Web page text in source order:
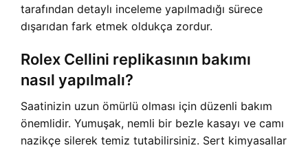
tarafından detaylı inceleme yapılmadığı sürece
dışarıdan fark etmek oldukça zordur.
Rolex Cellini replikasının bakımı
nasıl yapılmalı?
Saatinizin uzun ömürlü olması için düzenli bakım
önemlidir. Yumuşak, nemli bir bezle kasayı ve camı
nazikçe silerek temiz tutabilirsiniz. Sert kimyasallar